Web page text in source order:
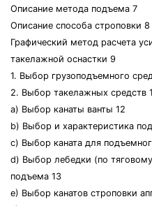
Описание метода подъема 7
Описание способа строповки 8
Графический метод расчета
такелажной оснастки 9
1. Выбор грузоподъемного
2. Выбор такелажных средств
a) Выбор канаты ванты 12
b) Выбор и характеристика
c) Выбор каната для
d) Выбор лебедки (по
подъема 13
e) Выбор канатов строповки